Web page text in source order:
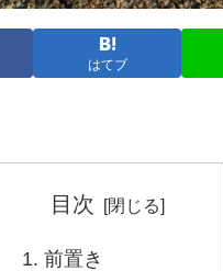
はてブ
目次
前置き